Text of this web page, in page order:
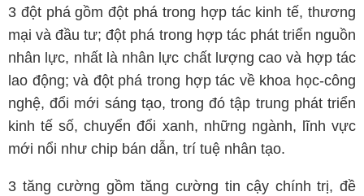
3 đột phá gồm đột phá trong hợp tác kinh tế, thương
mại và đầu tư; đột phá trong hợp tác phát triển nguồn
nhân lực, nhất là nhân lực chất lượng cao và hợp tác
lao động; và đột phá trong hợp tác về khoa học-công
nghệ, đổi mới sáng tạo, trong đó tập trung phát triển
kinh tế số, chuyển đổi xanh, những ngành, lĩnh vực
mới nổi như chip bán dẫn, trí tuệ nhân tạo.
3 tăng cường gồm tăng cường tin cậy chính trị, đề